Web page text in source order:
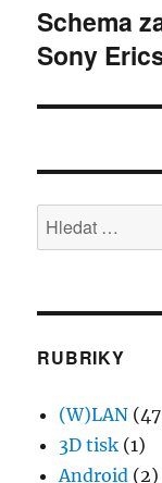
Následující
příspěvek:
Schema
Sony
Hledat:
RUBRIKY
(W)LAN
3D tisk (1)
Android (2)